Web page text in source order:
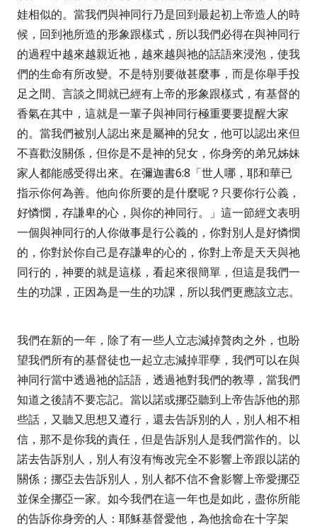
娃相似的。當我們與神同行乃是回到最起初上帝造人的時
候，回到祂所造的形象跟樣式，所以我們必得在與神同行
的過程中越來越親近祂，越來越與祂的話語來浸泡，使我
們的生命有所改變。不是特別要做甚麼事，而是你舉手投
足之間、言談之間就已經有上帝的形象跟樣式，有基督的
香氣在其中，這就是一輩子與神同行極重要要提醒大家
的。當我們被別人認出來是屬神的兒女，他可以認出來但
不喜歡沒關係，但你是不是神的兒女，你身旁的弟兄姊妹
家人都能感受得出來。在彌迦書6:8 「世人哪，耶和華已
指示你何為善。他向你所要的是什麼呢？只要你行公義，
好憐憫，存謙卑的心，與你的神同行。」 這一節經文表明
一個與神同行的人你做事是行公義的，你對別人是好憐憫
的，你對於你自己是存謙卑的心的，你對上帝是天天與祂
同行的，神要的就是這樣，看起來很簡單，但這是我們一
生的功課，正因為是一生的功課，所以我們更應該立志。
我們在新的一年，除了有一些人立志減掉贅肉之外，也盼
望我們所有的基督徒也一起立志減掉罪孽，我們可以在與
神同行當中透過祂的話語，透過祂對我們的教導，當我們
知道之後請不要忘記。當以諾或挪亞聽到上帝告訴他的那
些話，又聽又思想又遵行，還去告訴別的人，別人相不相
信，那不是你我的責任，但是告訴別人是我們當作的。以
諾去告訴別人，別人有沒有悔改完全不影響上帝跟以諾的
關係；挪亞去告訴別人，別人都不信不會影響上帝愛挪亞
並保全挪亞一家。如今我們在這一年也是如此，盡你所能
的告訴你身旁的人：耶穌基督愛他，為他捨命在十字架